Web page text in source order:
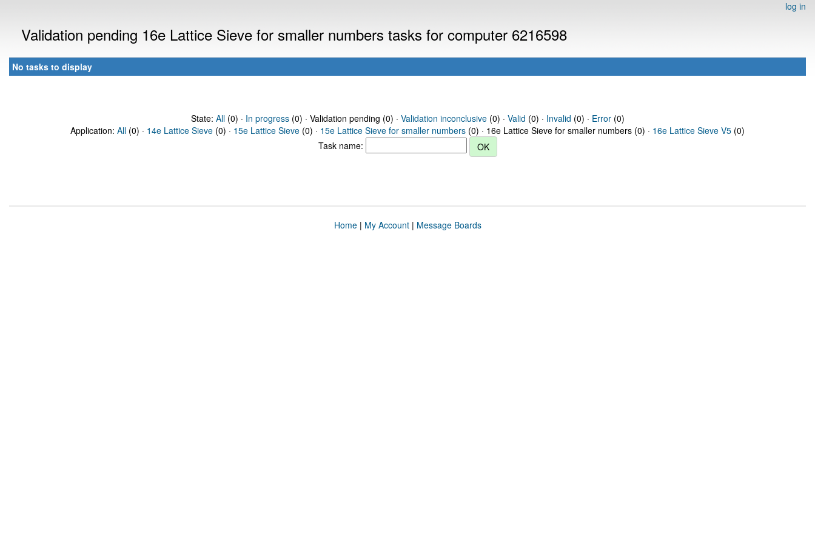
log in
Validation pending 16e Lattice Sieve for smaller numbers tasks for computer 6216598
No tasks to display
State: All(0) · In progress(0) · Validation pending (0) · Validation inconclusive(0) · Valid (0) · Invalid (0) · Error(0)
Application: All (0) · 14e Lattice Sieve (0) · 15e Lattice Sieve (0) · 15e Lattice Sieve for smaller numbers (0) · 16e Lattice Sieve for smaller numbers (0) · 16e Lattice Sieve V5 (0)
Task name:
Home| My Account| Message Boards